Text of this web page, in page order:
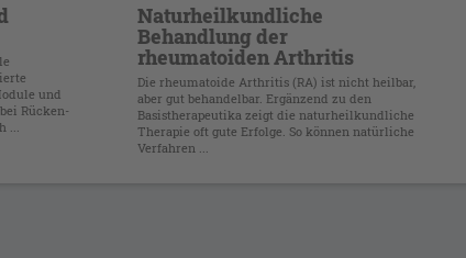
und
Rücken-
Naturheilkundliche
Behandlung der
rheumatoiden Arthritis
Die rheumatoide Arthritis (RA) ist nicht heilbar,
aber gut behandelbar. Ergänzend zu den
Basistherapeutika zeigt die naturheilkundliche
Therapie oft gute Erfolge. So können natürliche
Verfahren ...